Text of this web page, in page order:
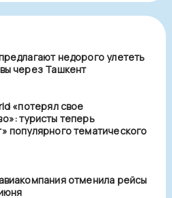
недорого улететь
через Ташкент
«потерял свое
туристы теперь
популярного тематического
отменила рейсы